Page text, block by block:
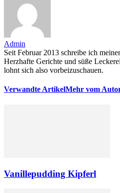
Admin
Seit Februar 2013 schreibe ich
Herzhafte Gerichte und süße
lohnt sich also vorbeizuschauen.
Verwandte ArtikelMehr vom
Vanillepudding Kipferl